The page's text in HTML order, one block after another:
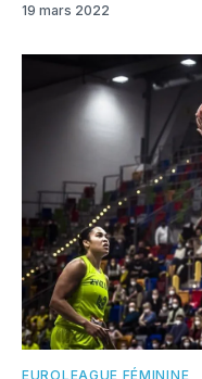
19 mars 2022
EUROLEAGUE FÉMININE